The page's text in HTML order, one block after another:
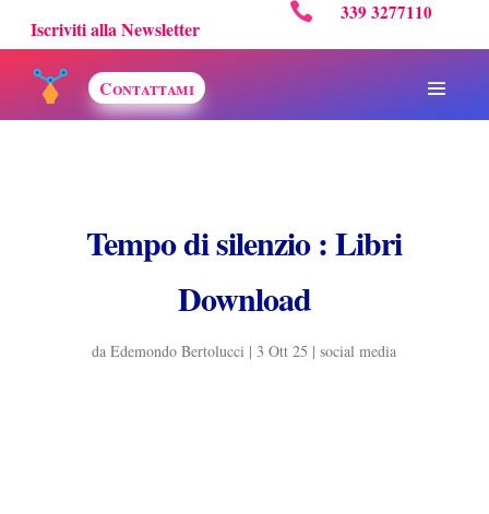
Contattami
Iscriviti alla Newsletter
 339 3277110
Tempo di silenzio : Libri
Download
daEdemondo Bertolucci |3 Ott 25 |social media